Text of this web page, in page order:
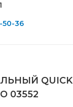
50-36
QUICK
03552